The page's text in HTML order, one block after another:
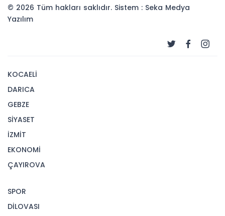
© 2026 Tüm hakları saklıdır. Sistem : Seka Medya
Yazılım
KOCAELİ
DARICA
GEBZE
SİYASET
İZMİT
EKONOMİ
ÇAYIROVA
SPOR
DİLOVASI